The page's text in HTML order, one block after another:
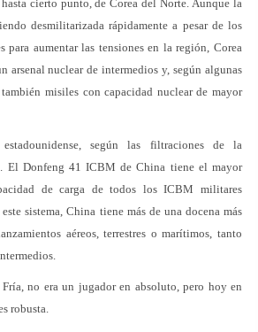
cierto punto, de Corea del Norte. Aunque la
desmilitarizada rápidamente a pesar de los
para aumentar las tensiones en la región, Corea
arsenal nuclear de intermedios y, según algunas
también misiles con capacidad nuclear de mayor
según las filtraciones de la
El Donfeng 41 ICBM de China tiene el mayor
de carga de todos los ICBM militares
sistema, China tiene más de una docena más
aéreos, terrestres o marítimos, tanto
no era un jugador en absoluto, pero hoy en
robusta.